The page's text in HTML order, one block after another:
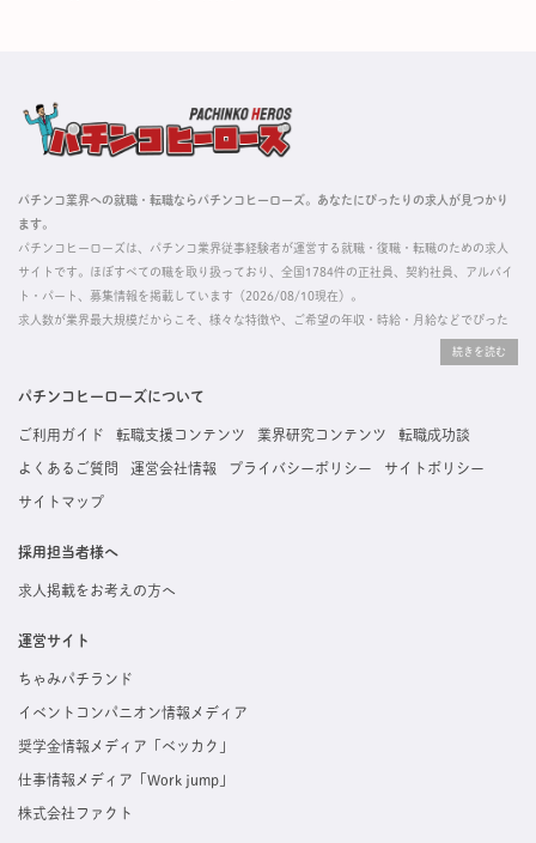
パチンコ業界への就職・転職ならパチンコヒーローズ。あなたにぴったりの求人が見つかり
ます。
パチンコヒーローズは、パチンコ業界従事経験者が運営する就職・復職・転職のための求人
サイトです。ほぼすべての職を取り扱っており、全国1784件の正社員、契約社員、アルバイ
ト・パート、募集情報を掲載しています（2026/08/10現在）。
求人数が業界最大規模だからこそ、様々な特徴や、ご希望の年収・時給・月給などでぴった
掲載している求人は、すべて契約法人様から寄せられた正規の求人情報です。応募いただい
た内容はすぐに直接事業所に届くためスムーズに転職・復職できます。
パチンコヒーローズについて
ご利用ガイド 転職支援コンテンツ 業界研究コンテンツ 転職成功談
よくあるご質問 運営会社情報 プライバシーポリシー サイトポリシー
サイトマップ
採用担当者様へ
求人掲載をお考えの方へ
運営サイト
ちゃみパチランド
イベントコンパニオン情報メディア
奨学金情報メディア「ベッカク」
仕事情報メディア「Work jump」
株式会社ファクト